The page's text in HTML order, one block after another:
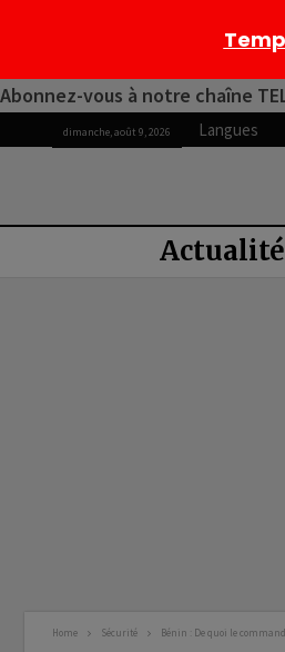
Abonnez-vous à notre chaîne
dimanche, août 9, 2026 Langues
Actualité
Home Sécurité Bénin : De quoi le